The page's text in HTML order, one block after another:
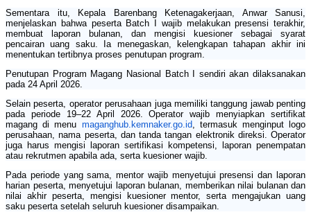
Sementara itu, Kepala Barenbang Ketenagakerjaan, Anwar Sanusi,
menjelaskan bahwa peserta Batch I wajib melakukan presensi terakhir,
membuat laporan bulanan, dan mengisi kuesioner sebagai syarat
pencairan uang saku. Ia menegaskan, kelengkapan tahapan akhir ini
menentukan tertibnya proses penutupan program.
Penutupan Program Magang Nasional Batch I sendiri akan dilaksanakan
pada 24 April 2026.
Selain peserta, operator perusahaan juga memiliki tanggung jawab penting
pada periode 19–22 April 2026. Operator wajib menyiapkan sertifikat
magang di menu maganghub.kemnaker.go.id , termasuk menginput logo
perusahaan, nama peserta, dan tanda tangan elektronik direksi. Operator
juga harus mengisi laporan sertifikasi kompetensi, laporan penempatan
atau rekrutmen apabila ada, serta kuesioner wajib.
Pada periode yang sama, mentor wajib menyetujui presensi dan laporan
harian peserta, menyetujui laporan bulanan, memberikan nilai bulanan dan
nilai akhir peserta, mengisi kuesioner mentor, serta mengajukan uang
saku peserta setelah seluruh kuesioner disampaikan.